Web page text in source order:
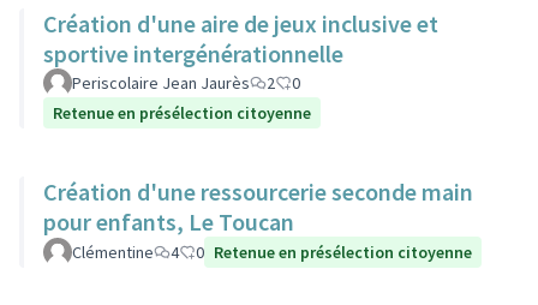
Création d'une aire de jeux inclusive et
sportive intergénérationnelle
Periscolaire Jean Jaurès 2
0
Retenue en présélection citoyenne
Création d'une ressourcerie seconde main
pour enfants, Le Toucan
Clémentine 4 0 Retenue en présélection citoyenne